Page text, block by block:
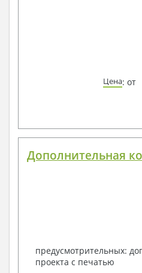
Цена: от
Дополнительная
предусмотрительных:
проекта с печатью